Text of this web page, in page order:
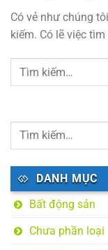
Có vẻ như chúng
kiếm. Có lẽ việc
DANH MỤC
Bất động sản
Chưa phần loại